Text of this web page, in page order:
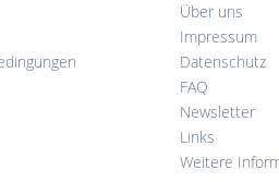
Über uns
Impressum
Datenschutz
FAQ
Newsletter
Links
Weitere